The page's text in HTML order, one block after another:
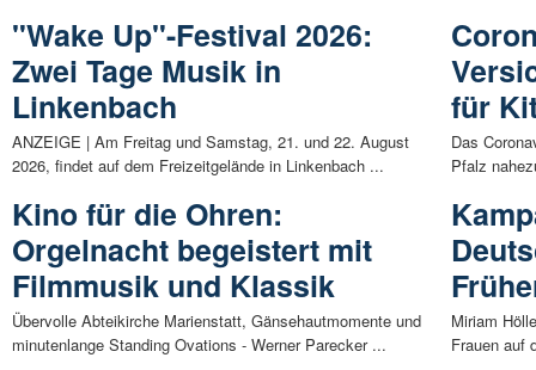
"Wake Up"-Festival 2026:
Zwei Tage Musik in
Linkenbach
ANZEIGE | Am Freitag und Samstag, 21. und 22. August
2026, findet auf dem Freizeitgelände in Linkenbach ...
Kino für die Ohren:
Orgelnacht begeistert mit
Filmmusik und Klassik
Übervolle Abteikirche Marienstatt, Gänsehautmomente und
minutenlange Standing Ovations - Werner Parecker ...
für
Das
Pfalz
Miriam
Frauen auf